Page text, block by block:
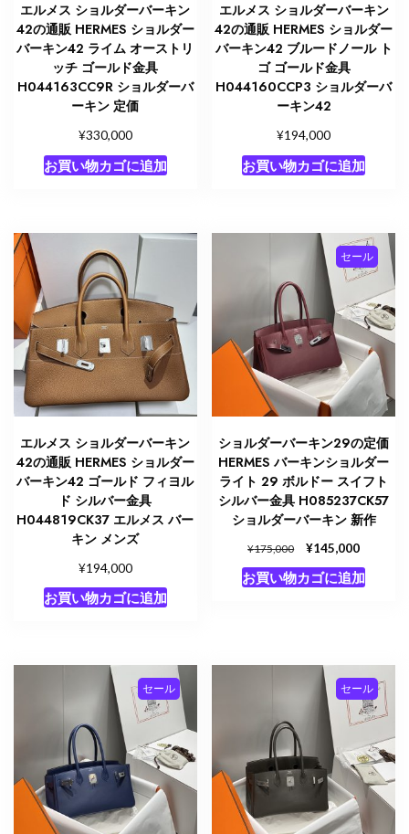
エルメス ショルダーバーキン
42の通販 HERMES ショルダー
バーキン42 ライム オーストリ
ッチ ゴールド金具
H044163CC9R ショルダーバ
ーキン 定価
¥330,000
お買い物カゴに追加
エルメス ショルダーバーキン
42の通販 HERMES ショルダー
バーキン42 ブルードノール ト
ゴ ゴールド金具
H044160CCP3 ショルダーバ
ーキン42
¥194,000
お買い物カゴに追加
エルメス ショルダーバーキン
42の通販 HERMES ショルダー
バーキン42 ゴールド フィヨル
ド シルバー金具
H044819CK37 エルメス バー
キン メンズ
¥194,000
お買い物カゴに追加
セール
ショルダーバーキン29の定価
HERMES バーキンショルダー
ライト 29 ボルドー スイフト
シルバー金具 H085237CK57
ショルダーバーキン 新作
¥175,000
元
の
価
¥145,000現
在
の
で
す。
お買い物カゴに追加
セール セール